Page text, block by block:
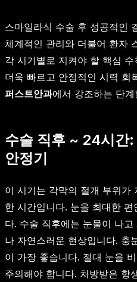
스마일라식 수술 후 성공적인
체계적인 관리와 더불어 환자
각 시기별로 지켜야 할 핵심
더욱 빠르고 안정적인 시력 회
퍼스트안과에서 강조하는 단
수술 직후 ~ 24시간:
안정기
이 시기는 각막의 절개 부위가
한 시간입니다. 눈을 최대한
다. 수술 직후에는 눈물이 나
나 자연스러운 현상입니다. 충
이 가장 좋습니다. 절대 눈을
주의해야 합니다. 처방받은 항